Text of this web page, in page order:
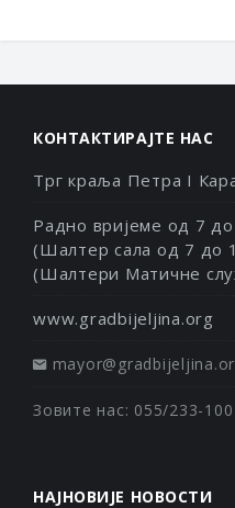
КОНТАКТИРАЈТЕ НАС
Трг краља Петра I
Радно вријеме од 7 до
(Шалтер сала од 7 до
(Шалтери Матичне
www.gradbijeljina.org
Зовите нас: 055/233-100
НАЈНОВИЈЕ НОВОСТИ